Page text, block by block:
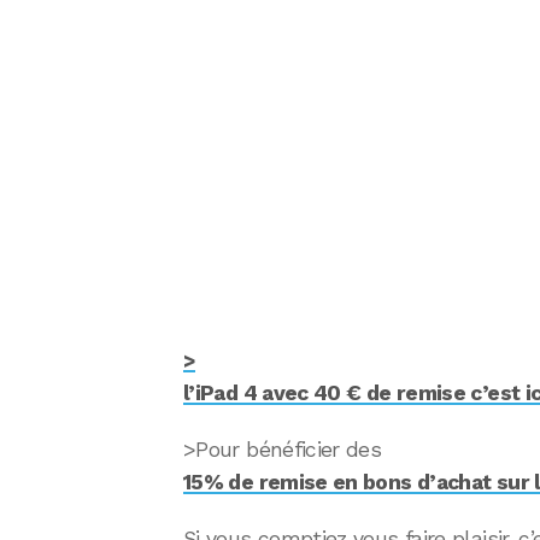
>
l’iPad 4 avec 40 € de remise c’est
>Pour bénéficier des
15% de remise en bons d’achat sur